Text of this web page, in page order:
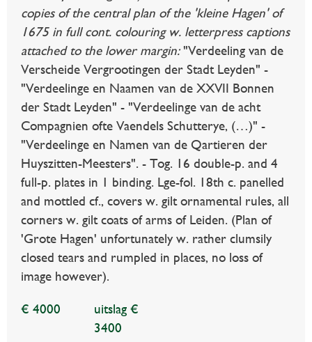
copies of the central plan of the 'kleine Hagen' of
1675 in full cont. colouring w. letterpress captions
attached to the lower margin:"Verdeeling van de
Verscheide Vergrootingen der Stadt Leyden" -
"Verdeelinge en Naamen van de XXVII Bonnen
der Stadt Leyden" - "Verdeelinge van de acht
Compagnien ofte Vaendels Schutterye, (…)" -
"Verdeelinge en Namen van de Qartieren der
Huyszitten-Meesters". - Tog. 16 double-p. and 4
full-p. plates in 1 binding. Lge-fol. 18th c. panelled
and mottled cf., covers w. gilt ornamental rules, all
corners w. gilt coats of arms of Leiden. (Plan of
'Grote Hagen' unfortunately w. rather clumsily
closed tears and rumpled in places, no loss of
image however).
€ 4000
uitslag €
3400